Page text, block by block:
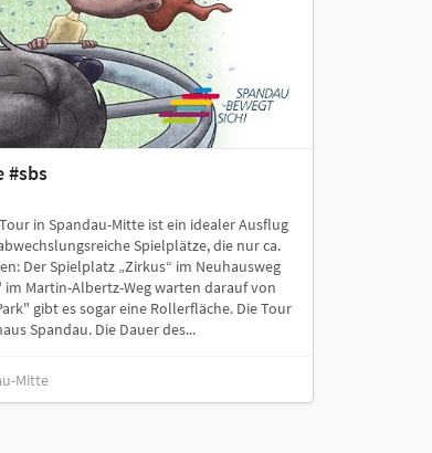
#sbs
in Spandau-Mitte ist ein idealer Ausflug
Spielplätze, die nur ca.
Der Spielplatz „Zirkus“ im Neuhausweg
Martin-Albertz-Weg warten darauf von
gibt es sogar eine Rollerfläche. Die Tour
Spandau. Die Dauer des...
Mitte